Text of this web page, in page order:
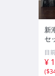
新
セ
／
崎
新
目
¥
(